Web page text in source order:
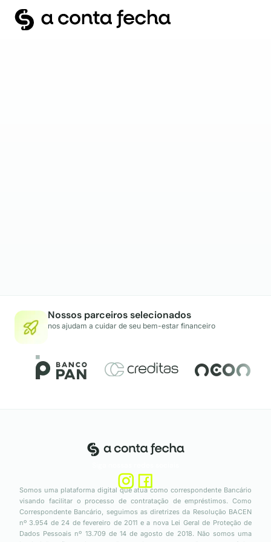
Nossos parceiros selecionados
nos ajudam a cuidar de seu bem-estar financeiro
Somos uma plataforma digital que atua como correspondente Bancário
visando facilitar o processo de contratação de empréstimos. Como
Correspondente Bancário, seguimos as diretrizes da Resolução BACEN
nº 3.954 de 24 de fevereiro de 2011 e a nova Lei Geral de Proteção de
Dados Pessoais nº 13.709 de 14 de agosto de 2018. Não somos uma